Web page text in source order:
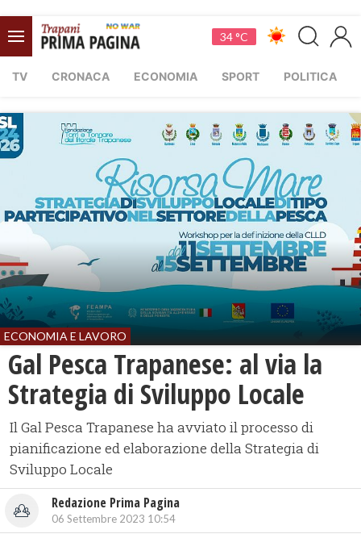
34 °C
TV CRONACA ECONOMIA SPORT POLITICA
ECONOMIA E LAVORO
Gal Pesca Trapanese: al via la
Strategia di Sviluppo Locale
​Il Gal Pesca Trapanese ha avviato il processo di
pianificazione ed elaborazione della Strategia di
Sviluppo Locale
Redazione Prima Pagina
06 Settembre 2023 10:54